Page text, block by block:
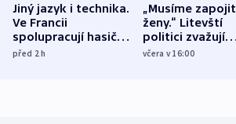
Jiný jazyk i technika.
Ve Francii
spolupracují hasiči z
různých zemí
před 2h
„Musíme zapojit
ženy.“ Litevští
politici zvažují
dohodu o
včera v 16:00